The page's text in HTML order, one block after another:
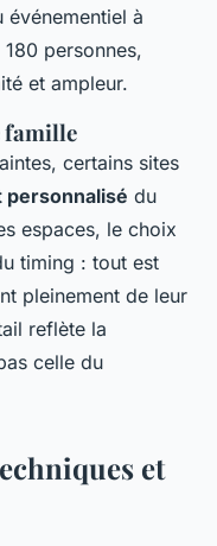
événementiel à
personnes,
et ampleur.
famille
certains sites
personnalisé du
espaces, le choix
timing : tout est
pleinement de leur
reflète la
celle du
et